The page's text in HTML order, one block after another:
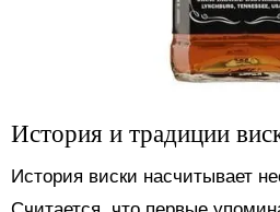
История и традиции
История виски насчитывает